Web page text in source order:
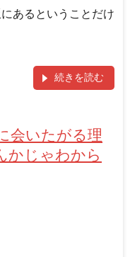
あるということだけ
続きを読む
会いたがる理
かじゃわから